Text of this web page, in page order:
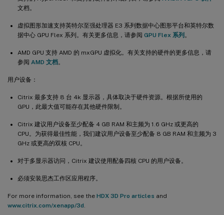
文档。
虚拟图形加速支持英特尔至强处理器 E3 系列数据中心图形平台和英特尔数
据中心 GPU Flex 系列。有关更多信息，请参阅 GPU Flex 系列 。
AMD GPU 支持 AMD 的 mxGPU 虚拟化。有关支持的硬件的更多信息，请
参阅 AMD 文档。
用户设备：
Citrix 最多支持 8 台 4k 显示器，具体取决于硬件资源。根据所使用的
GPU，此最大值可能存在其他硬件限制。
Citrix 建议用户设备至少配备 4 GB RAM 和主频为 1.6 GHz 或更高的
CPU。为获得最佳性能，我们建议用户设备至少配备 8 GB RAM 和主频为 3
GHz 或更高的双核 CPU。
对于多显示器访问，Citrix 建议使用配备四核 CPU 的用户设备。
必须安装思杰工作区应用程序。
For more information, see the HDX 3D Pro articles and
www.citrix.com/xenapp/3d